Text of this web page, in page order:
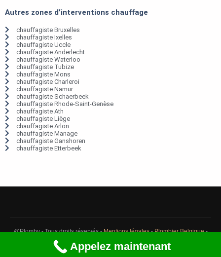
Autres zones d'interventions chauffage
chauffagiste Bruxelles
chauffagiste Ixelles
chauffagiste Uccle
chauffagiste Anderlecht
chauffagiste Waterloo
chauffagiste Tubize
chauffagiste Mons
chauffagiste Charleroi
chauffagiste Namur
chauffagiste Schaerbeek
chauffagiste Rhode-Saint-Genèse
chauffagiste Ath
chauffagiste Liège
chauffagiste Arlon
chauffagiste Manage
chauffagiste Ganshoren
chauffagiste Etterbeek
@Plomby - Tous droits réservés -Mentions légales-Plombier Belgique-
Débouchage Belgique
Appelez maintenant